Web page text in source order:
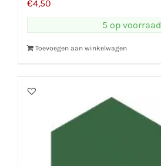
€4,50
5 op voorraad
Toevoegen aan winkelwagen